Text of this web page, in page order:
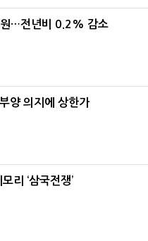
…전년비 0.2% 감소
양 의지에 상한가
리 ‘삼국전쟁’